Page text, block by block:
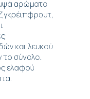
αρώματα
και λευκού
σύνολο.
ελαφρύ